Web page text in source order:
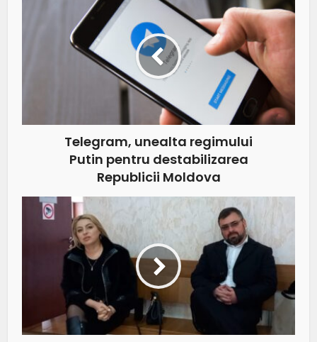
Telegram, unealta regimului
Putin pentru destabilizarea
Republicii Moldova